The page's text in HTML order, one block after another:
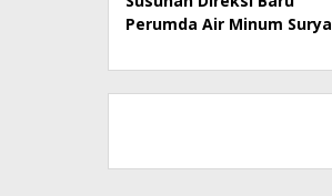
Perumda Air Minum Surya